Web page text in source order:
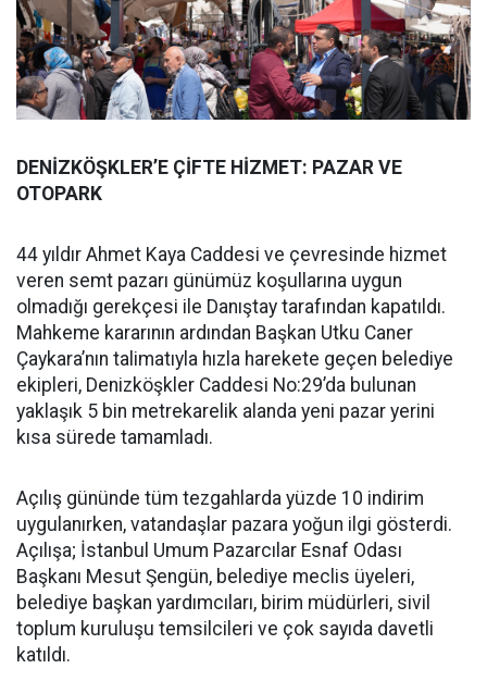
DENİZKÖŞKLER’E ÇİFTE HİZMET: PAZAR VE
OTOPARK
44 yıldır Ahmet Kaya Caddesi ve çevresinde hizmet
veren semt pazarı günümüz koşullarına uygun
olmadığı gerekçesi ile Danıştay tarafından kapatıldı.
Mahkeme kararının ardından Başkan Utku Caner
Çaykara’nın talimatıyla hızla harekete geçen belediye
ekipleri, Denizköşkler Caddesi No:29’da bulunan
yaklaşık 5 bin metrekarelik alanda yeni pazar yerini
kısa sürede tamamladı.
Açılış gününde tüm tezgahlarda yüzde 10 indirim
uygulanırken, vatandaşlar pazara yoğun ilgi gösterdi.
Açılışa; İstanbul Umum Pazarcılar Esnaf Odası
Başkanı Mesut Şengün, belediye meclis üyeleri,
belediye başkan yardımcıları, birim müdürleri, sivil
toplum kuruluşu temsilcileri ve çok sayıda davetli
katıldı.